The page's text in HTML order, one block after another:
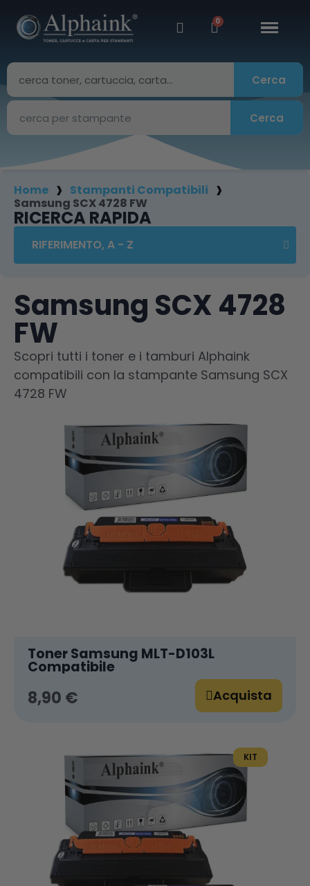
Cerca
Cerca
Home
Stampanti Compatibili
Samsung SCX 4728 FW
RICERCA RAPIDA
Samsung SCX 4728
FW
Scopri tutti i toner e i tamburi Alphaink
compatibili con la stampante Samsung SCX
4728 FW
Toner Samsung MLT-D103L
Compatibile
8,90 € Acquista
KIT